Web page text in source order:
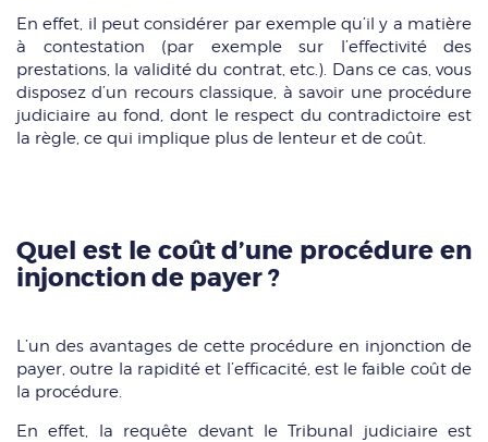
En effet, il peut considérer par exemple qu’il y a matière
à contestation (par exemple sur l’effectivité des
prestations, la validité du contrat, etc.). Dans ce cas, vous
disposez d’un recours classique, à savoir une procédure
judiciaire au fond, dont le respect du contradictoire est
la règle, ce qui implique plus de lenteur et de coût.
Quel est le coût d’une procédure en
injonction de payer ?
L’un des avantages de cette procédure en injonction de
payer, outre la rapidité et l’efficacité, est le faible coût de
la procédure.
En effet, la requête devant le Tribunal judiciaire est